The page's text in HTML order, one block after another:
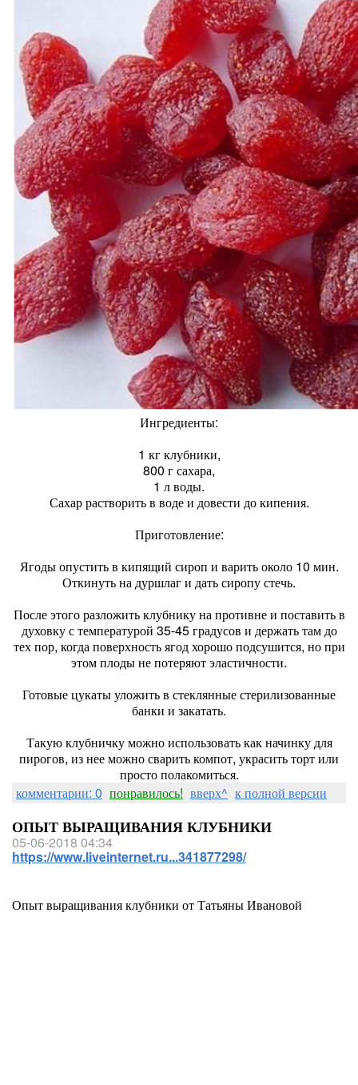
Ингредиенты:
1 кг клубники,
800 г сахара,
1 л воды.
Сахар растворить в воде и довести до кипения.
Приготовление:
Ягоды опустить в кипящий сироп и варить около 10 мин.
Откинуть на дуршлаг и дать сиропу стечь.
После этого разложить клубнику на противне и поставить в
духовку с температурой 35-45 градусов и держать там до
тех пор, когда поверхность ягод хорошо подсушится, но при
этом плоды не потеряют эластичности.
Готовые цукаты уложить в стеклянные стерилизованные
банки и закатать.
Такую клубничку можно использовать как начинку для
пирогов, из нее можно сварить компот, украсить торт или
просто полакомиться.
комментарии: 0 понравилось! вверх^ к полной версии
ОПЫТ ВЫРАЩИВАНИЯ КЛУБНИКИ
05-06-2018 04:34
https://www.liveinternet.ru...341877298/
Опыт выращивания клубники от Татьяны Ивановой